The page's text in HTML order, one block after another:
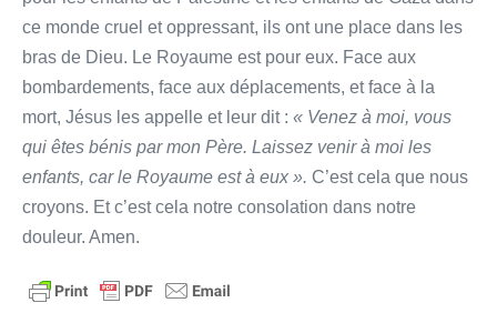
ce monde cruel et oppressant, ils ont une place dans les
bras de Dieu. Le Royaume est pour eux. Face aux
bombardements, face aux déplacements, et face à la
mort, Jésus les appelle et leur dit : « Venez à moi, vous
qui êtes bénis par mon Père. Laissez venir à moi les
enfants, car le Royaume est à eux ». C’est cela que nous
croyons. Et c’est cela notre consolation dans notre
douleur. Amen.